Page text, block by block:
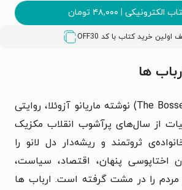
الکترونیکی | ۴۸,۰۰۰ تومان
OFF30
ها
کتاب ارباب ها (The Bosses) نوشته ماریانو آزوئلا، روایتی
از سال‌های پرآشوب انقلاب مکزیک
ثروتمند و ریشه‌دار دل لانو را
اختاپوسی پنهان، اقتصاد، سیاست،
را در مشت گرفته است. ارباب ها